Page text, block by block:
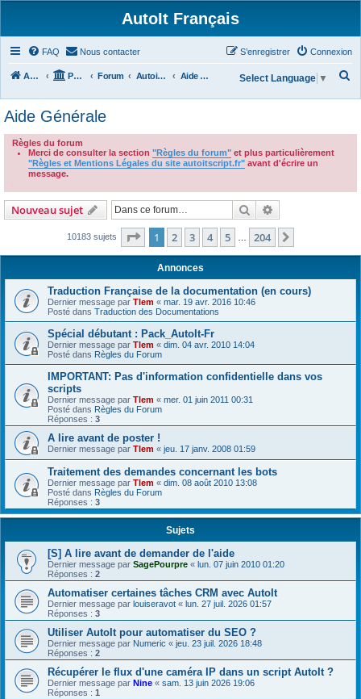
AutoIt Français
FAQ Nous contacter Connexion
S’enregistrer
Accueil Portail Forum Autoit v3 Aide Générale
h
c
Select Language ▼
Aide Générale
Règles du forum
Merci de consulter la section "Règles du forum" et plus particulièrement
"Règles et Mentions Légales du site autoitscript.fr" avant d'écrire un
message.
Nouveau sujet Rechercher
10183 sujets Page 1sur204
1 2 3 4 5 204
Annonces
Traduction Française de la documentation (en cours)
Dernier message par Tlem « mar. 19 avr. 2016 10:46
Posté dans Traduction des Documentations
Spécial débutant : Pack_AutoIt-Fr
Dernier message par Tlem « dim. 04 avr. 2010 14:04
Posté dans Règles du Forum
IMPORTANT: Pas d'information confidentielle dans vos
scripts
Dernier message par Tlem « mer. 01 juin 2011 00:31
Posté dans Règles du Forum
Réponses : 3
A lire avant de poster !
Dernier message par Tlem « jeu. 17 janv. 2008 01:59
Traitement des demandes concernant les bots
Dernier message par Tlem « dim. 08 août 2010 13:08
Posté dans Règles du Forum
Réponses : 3
Sujets
[S] A lire avant de demander de l'aide
Dernier message par SagePourpre « lun. 07 juin 2010 01:20
Réponses : 2
Automatiser certaines tâches CRM avec AutoIt
Dernier message par louiseravot « lun. 27 juil. 2026 01:57
Réponses : 3
Utiliser AutoIt pour automatiser du SEO ?
Dernier message par Numeric « jeu. 23 juil. 2026 18:48
Réponses : 2
Récupérer le flux d'une caméra IP dans un script AutoIt ?
Dernier message par Nine « sam. 13 juin 2026 19:06
Réponses : 1